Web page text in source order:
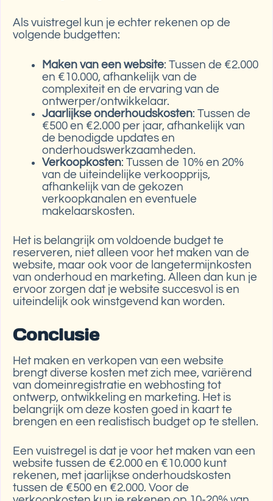
Als vuistregel kun je echter rekenen op de
volgende budgetten:
Maken van een website: Tussen de €2.000
en €10.000, afhankelijk van de
complexiteit en de ervaring van de
ontwerper/ontwikkelaar.
Jaarlijkse onderhoudskosten: Tussen de
€500 en €2.000 per jaar, afhankelijk van
de benodigde updates en
onderhoudswerkzaamheden.
Verkoopkosten: Tussen de 10% en 20%
van de uiteindelijke verkoopprijs,
afhankelijk van de gekozen
verkoopkanalen en eventuele
makelaarskosten.
Het is belangrijk om voldoende budget te
reserveren, niet alleen voor het maken van de
website, maar ook voor de langetermijnkosten
van onderhoud en marketing. Alleen dan kun je
ervoor zorgen dat je website succesvol is en
uiteindelijk ook winstgevend kan worden.
Conclusie
Het maken en verkopen van een website
brengt diverse kosten met zich mee, variërend
van domeinregistratie en webhosting tot
ontwerp, ontwikkeling en marketing. Het is
belangrijk om deze kosten goed in kaart te
brengen en een realistisch budget op te stellen.
Een vuistregel is dat je voor het maken van een
website tussen de €2.000 en €10.000 kunt
rekenen, met jaarlijkse onderhoudskosten
tussen de €500 en €2.000. Voor de